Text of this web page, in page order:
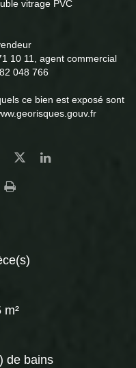
vitrage PVC
10 11, agent commercial
048 766
ce bien est exposé sont
m²
de bains